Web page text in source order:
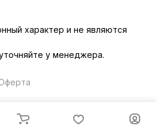
характер и не являются
у менеджера.